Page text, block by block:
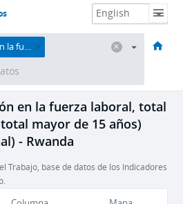
Datos y recursos Sobre nosotros
nacional)
en la fuerza laboral, total
mayor de 15 años)
- Rwanda
Trabajo, base de datos de los Indicadores